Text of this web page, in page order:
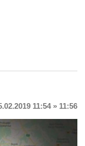
11:54 » 11:56